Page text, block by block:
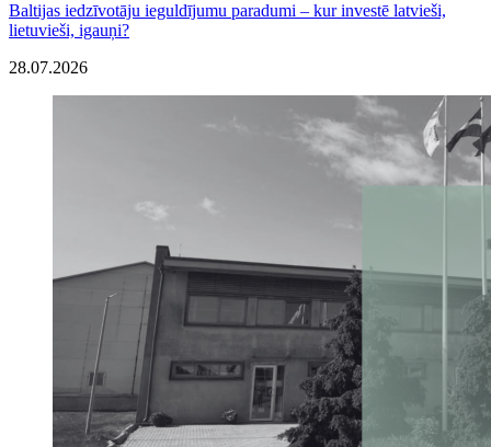
Baltijas iedzīvotāju ieguldījumu paradumi – kur investē latvieši,
lietuvieši, igauņi?
28.07.2026